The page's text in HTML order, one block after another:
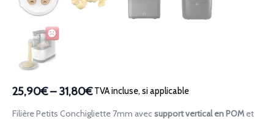
25,90€–31,80€
Plage
de
TVA incluse, si applicable
Filière Petits Conchigliette 7mm avec support vertical en POMet